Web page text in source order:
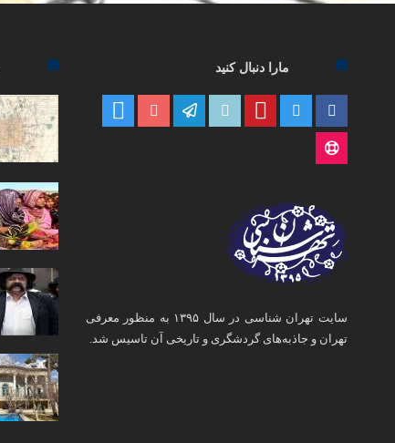
مارا دنبال کنید
سایت تهران شناسی در سال ۱۳۹۵ به منظور معرفی
تهران و جاذبه‌های گردشگری و تاریخی آن تاسیس شد.